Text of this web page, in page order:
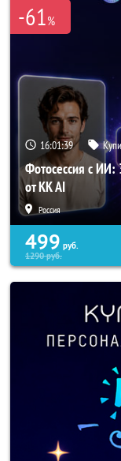
-61%
16:01:37
Фотосессия с
от KK AI
Россия
499 руб.
1290руб.